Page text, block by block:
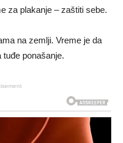
za plakanje – zaštiti sebe.
na zemlji. Vreme je da
ponašanje.